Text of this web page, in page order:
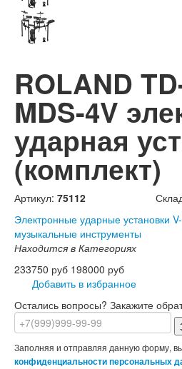
ROLAND
MDS-4V
ударная
(комплект)
Артикул: 75112
Электронные ударные установки
музыкальные инструменты
Находится в Категориях
233750 руб 198000 руб
Добавить в избранное
Остались вопросы? Закажите
Заполняя и отправляя данную форму,
конфиденциальности персональных